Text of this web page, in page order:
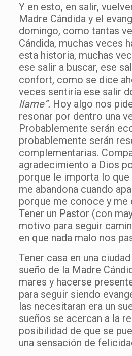
Y en esto, en salir,
Madre Cándida y el
domingo, como tantas
Cándida, muchas veces
esta historia, muchas
ese salir a buscar, ese
confort, como se dice
veces sentiría ese salir
llame”. Hoy algo nos
resonar por dentro una
Probablemente serán
probablemente serán
complementarias.
agradecimiento a Dios
porque le importa lo que
me abandona cuando
porque me conoce y me
Tener un Pastor (con
motivo para seguir
en que nada malo nos
Tener casa en una
sueño de la Madre
mares y hacerse
para seguir siendo
las necesitaran era un
sueños se acercan a la
posibilidad de que se
una sensación de